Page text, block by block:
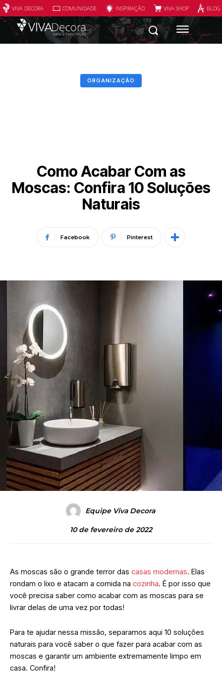
VIVA DECORA COMUNIDADE INSPIRAÇÃO VIVA SHOP
ORGANIZAÇÃO
Como Acabar Com as
Moscas: Confira 10 Soluções
Naturais
Facebook Pinterest
Equipe Viva Decora
10 de fevereiro de 2022
As moscas são o grande terror das casas modernas. Elas
rondam o lixo e atacam a comida na cozinha. É por isso que
você precisa saber como acabar com as moscas para se
livrar delas de uma vez por todas!
Para te ajudar nessa missão, separamos aqui 10 soluções
naturais para você saber o que fazer para acabar com as
moscas e garantir um ambiente extremamente limpo em
casa. Confira!